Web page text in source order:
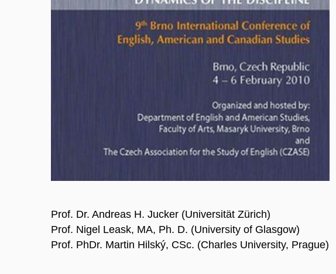
Prof. Dr. Andreas H. Jucker (Universität Zürich)
Prof. Nigel Leask, MA, Ph. D. (University of Glasgow)
Prof. PhDr. Martin Hilský, CSc. (Charles University, Prague)